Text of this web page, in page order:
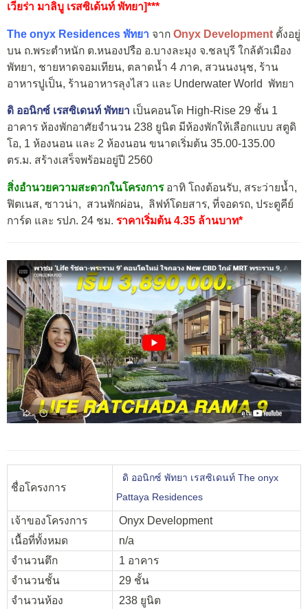
เวียร่า มาลิบู เรสซิเด้นท์ พัทยา]***
The onyx Residences พัทยา จาก Onyx Development ตั้งอยู่
บน ถ.พระตำหนัก ต.หนองปรือ อ.บางละมุง จ.ชลบุรี ใกล้ตัวเมือง
พัทยา, ชายหาดจอมเทียน, ตลาดน้ำ 4 ภาค, สวนนงนุช, ร้าน
อาหารปูเป็น, ร้านอาหารลุงไสว และ Underwater World พัทยา
ดิ ออนิกซ์ เรสซิเดนท์ พัทยา เป็นคอนโด High-Rise 29 ชั้น 1
อาคาร ห้องพักอาศัยจำนวน 238 ยูนิต มีห้องพักให้เลือกแบบ สตูดิ
โอ, 1 ห้องนอน และ 2 ห้องนอน ขนาดเริ่มต้น 35.00-135.00
ตร.ม. สร้างเสร็จพร้อมอยู่ปี 2560
สิ่งอำนวยความสะดวกในโครงการ อาทิ โถงต้อนรับ, สระว่ายน้ำ,
ฟิตเนส, ซาวน่า, สวนพักผ่อน, ลิฟท์โดยสาร, ที่จอดรถ, ประตูคีย์
การ์ด และ รปภ. 24 ชม. ราคาเริ่มต้น 4.35 ล้านบาท*
ชื่อโครงการ
ดิ ออนิกซ์ พัทยา เรสซิเดนท์ The onyx
Pattaya Residences
เจ้าของโครงการ
Onyx Development
เนื้อที่ทั้งหมด
n/a
จำนวนตึก
1 อาคาร
จำนวนชั้น
29 ชั้น
จำนวนห้อง
238 ยูนิต